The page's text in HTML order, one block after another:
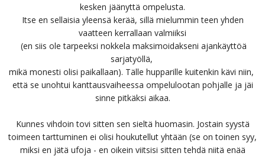
kesken jäänyttä ompelusta.
Itse en sellaisia yleensä kerää, sillä mielummin teen yhden
vaatteen kerrallaan valmiiksi
(en siis ole tarpeeksi nokkela maksimoidakseni ajankäyttöä
sarjatyöllä,
mikä monesti olisi paikallaan). Tälle hupparille kuitenkin kävi niin,
että se unohtui kanttausvaiheessa ompelulootan pohjalle ja jäi
sinne pitkäksi aikaa.
Kunnes vihdoin tovi sitten sen sieltä huomasin. Jostain syystä
toimeen tarttuminen ei olisi houkutellut yhtään (se on toinen syy,
miksi en jätä ufoja - en oikein viitsisi sitten tehdä niitä enää